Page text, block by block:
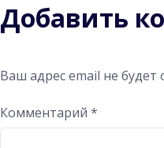
Добавить
Ваш адрес email не будет
Комментарий*